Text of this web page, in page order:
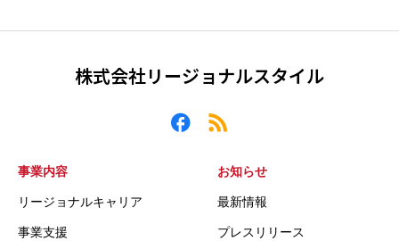
株式会社リージョナルスタイル
事業内容
リージョナルキャリア
事業支援
お知らせ
最新情報
プレスリリース